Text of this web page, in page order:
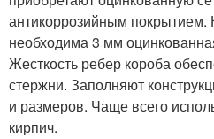
антикоррозийным покрытием.
необходима 3 мм
Жесткость ребер короба
стержни. Заполняют
и размеров. Чаще всего
кирпич.